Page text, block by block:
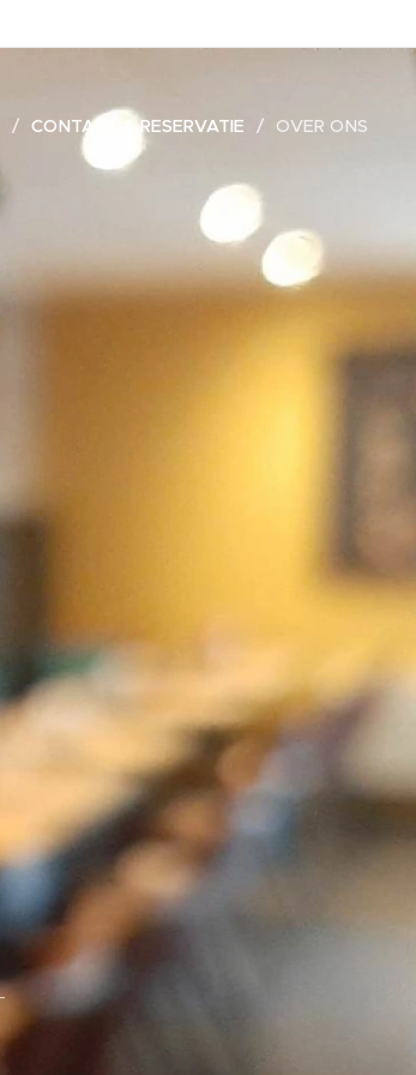
CONTACT & RESERVATIE OVER ONS